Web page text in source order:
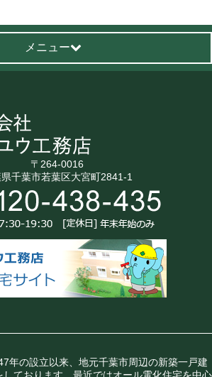
メニュー
〒264-0016
千葉市若葉区大宮町2841-1
年の設立以来、地元千葉市周辺の新築一戸建
ております。最近ではオール電化住宅を中心